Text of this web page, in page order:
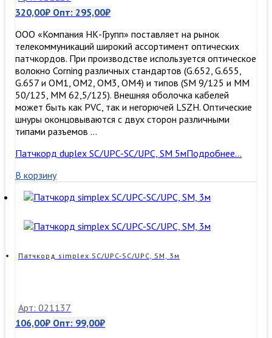
320,00₽ Опт: 295,00₽
ООО «Компания НК-Групп» поставляет на рынок
телекоммуникаций широкий ассортимент оптических
патчкордов. При производстве используется оптическое
волокно Corning различных стандартов (G.652, G.655,
G.657 и OM1, OM2, OM3, ОМ4) и типов (SM 9/125 и MM
50/125, MM 62,5/125). Внешняя оболочка кабелей
может быть как PVC, так и негорючей LSZH. Оптические
шнуры оконцовываются с двух сторон различными
типами разъемов …
Патчкорд duplex SC/UPC-SC/UPC, SM 5мПодробнее…
В корзину
Патчкорд simplex SC/UPC-SC/UPC, SM, 3м
Арт: 021137
106,00₽ Опт: 99,00₽